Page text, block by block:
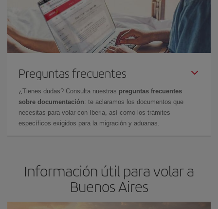
Preguntas frecuentes
¿Tienes dudas? Consulta nuestras preguntas frecuentes
sobre documentación: te aclaramos los documentos que
necesitas para volar con Iberia, así como los trámites
específicos exigidos para la migración y aduanas.
Información útil para volar a
Buenos Aires